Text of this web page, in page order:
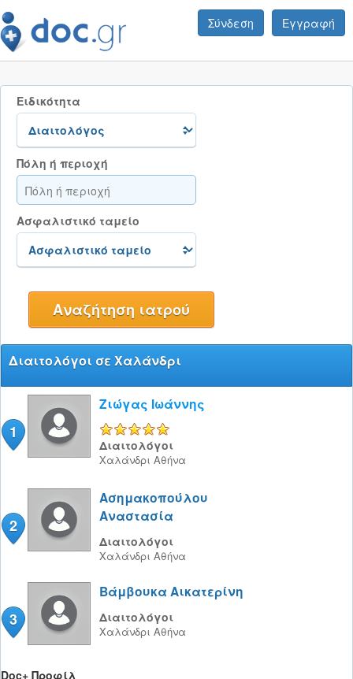
Σύνδεση Εγγραφή
Ειδικότητα
Πόλη ή περιοχή
Ασφαλιστικό ταμείο
Διαιτολόγοι σε Χαλάνδρι
1
Ζιώγας Ιωάννης
Διαιτολόγοι
Χαλάνδρι Αθήνα
2
Ασημακοπούλου
Αναστασία
Διαιτολόγοι
Χαλάνδρι Αθήνα
3
Βάμβουκα Αικατερίνη
Διαιτολόγοι
Χαλάνδρι Αθήνα
Doc+ Προφίλ